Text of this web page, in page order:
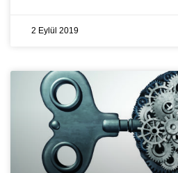
2 Eylül 2019